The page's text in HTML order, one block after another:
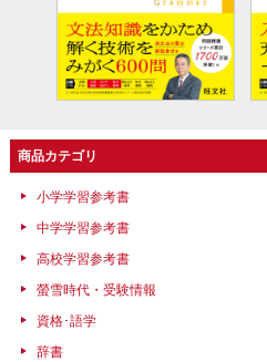
商品カテゴリ
小学学習参考書
中学学習参考書
高校学習参考書
螢雪時代・受験情報
資格･語学
辞書